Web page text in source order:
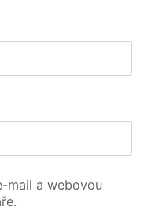
mail a webovou